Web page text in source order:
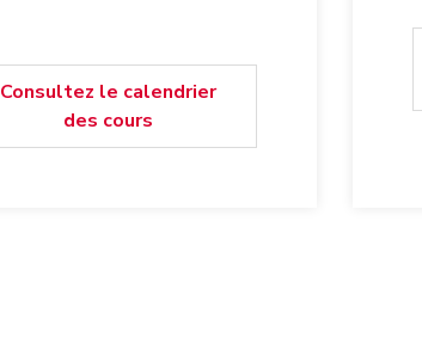
Consultez le calendrier
des cours